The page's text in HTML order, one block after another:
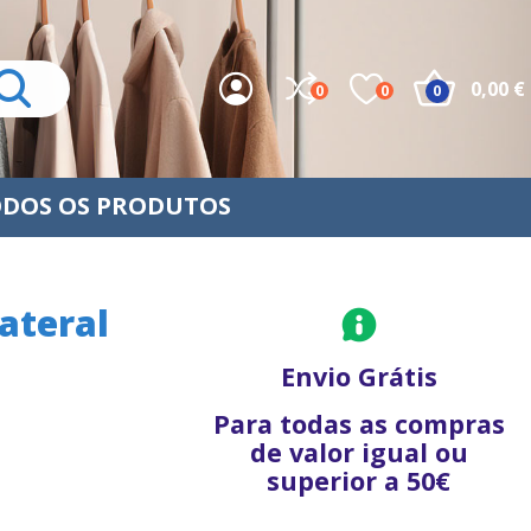
0 0 0,00 €
0
OS PRODUTOS
Envio Grátis
Para todas as compras
de valor igual ou
superior a 50€